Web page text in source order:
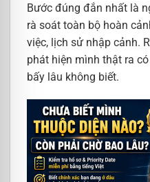
Bước đúng đắn nhất là
rà soát toàn bộ hoàn
việc, lịch sử nhập cảnh.
phát hiện mình thật ra
bấy lâu không biết.